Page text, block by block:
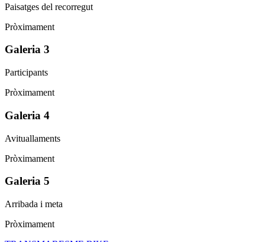
Paisatges del recorregut
Pròximament
Galeria 3
Participants
Pròximament
Galeria 4
Avituallaments
Pròximament
Galeria 5
Arribada i meta
Pròximament